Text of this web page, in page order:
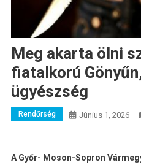
Meg akarta ölni
fiatalkorú
ügyészség
Rendőrség Június 1, 2026
A Győr- Moson-Sopron